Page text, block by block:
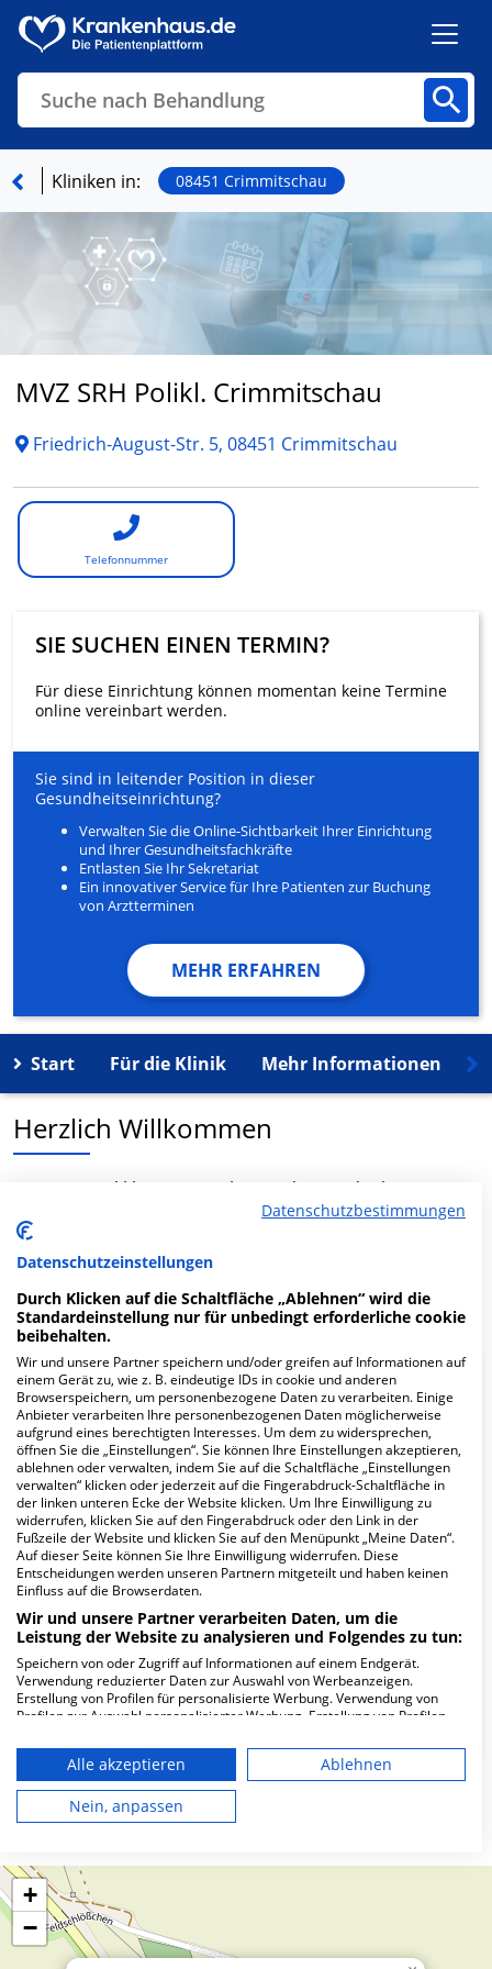
Suche nach Behandlung
Finden
Kliniken in: 08451 Crimmitschau
MVZ SRH Polikl. Crimmitschau
Friedrich-August-Str. 5, 08451 Crimmitschau
Telefonnummer
SIE SUCHEN EINEN TERMIN?
Für diese Einrichtung können momentan keine Termine
online vereinbart werden.
Sie sind in leitender Position in dieser
Gesundheitseinrichtung?
Verwalten Sie die Online-Sichtbarkeit Ihrer Einrichtung
und Ihrer Gesundheitsfachkräfte
Entlasten Sie Ihr Sekretariat
Ein innovativer Service für Ihre Patienten zur Buchung
von Arztterminen
MEHR ERFAHREN
Start Für die Klinik Mehr Informationen
Herzlich Willkommen
MVZ SRH Polikl. Crimmitschau in der Friedrich-August-
Str. 5 ist ein medizinisches Versorgungszentrum in
Crimmitschau.
Mehr Informationen
FAQ
Hier ﬁnden Sie häuﬁg gestellte Fragen zu dieser Klinik.
Wie lautet die Adresse von MVZ SRH Polikl.
Crimmitschau?
Friedrich-August-Str. 5
Wie ist die Telefonnummer von MVZ SRH
Polikl. Crimmitschau?
Karte
+
−
Datenschutzbestimmungen
Datenschutzeinstellungen
Durch Klicken auf die Schaltfläche „Ablehnen“ wird die
Standardeinstellung nur für unbedingt erforderliche cookie
beibehalten.
Wir und unsere Partner speichern und/oder greifen auf Informationen auf
einem Gerät zu, wie z. B. eindeutige IDs in cookie und anderen
Browserspeichern, um personenbezogene Daten zu verarbeiten. Einige
Anbieter verarbeiten Ihre personenbezogenen Daten möglicherweise
aufgrund eines berechtigten Interesses. Um dem zu widersprechen,
öffnen Sie die „Einstellungen“. Sie können Ihre Einstellungen akzeptieren,
ablehnen oder verwalten, indem Sie auf die Schaltfläche „Einstellungen
verwalten“ klicken oder jederzeit auf die Fingerabdruck-Schaltfläche in
der linken unteren Ecke der Website klicken. Um Ihre Einwilligung zu
widerrufen, klicken Sie auf den Fingerabdruck oder den Link in der
Fußzeile der Website und klicken Sie auf den Menüpunkt „Meine Daten“.
Auf dieser Seite können Sie Ihre Einwilligung widerrufen. Diese
Entscheidungen werden unseren Partnern mitgeteilt und haben keinen
Einfluss auf die Browserdaten.
Wir und unsere Partner verarbeiten Daten, um die
Leistung der Website zu analysieren und Folgendes zu tun:
Speichern von oder Zugriff auf Informationen auf einem Endgerät.
Verwendung reduzierter Daten zur Auswahl von Werbeanzeigen.
Erstellung von Profilen für personalisierte Werbung. Verwendung von
Profilen zur Auswahl personalisierter Werbung. Erstellung von Profilen
personalisierter Inhalte. Messung der Werbeleistung. Messung der
Performance von Inhalten. Analyse von Zielgruppen durch Statistiken
oder Kombinationen von Daten aus verschiedenen Quellen. Entwicklung
und Verbesserung der Angebote. Verwendung reduzierter Daten zur
Auswahl von Inhalten.
Ihre Einwilligung und die cookie Richtlinie gelten ausschließlich für diese
Website/App.
Partnerliste anzeigen (1 IAB-Anbieter)
Wir nutzen Ihre Daten für folgende Zwecke:
Alle akzeptieren
Ablehnen
Nein, anpassen